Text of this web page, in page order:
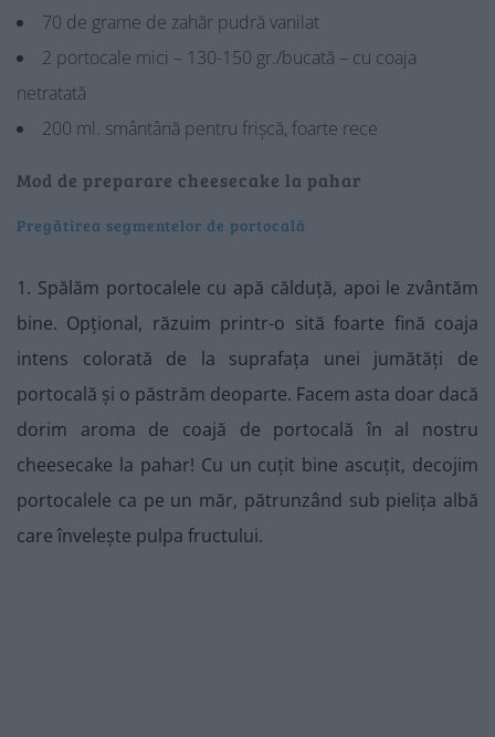
70 de grame de zahăr pudră vanilat
2 portocale mici – 130-150 gr./bucată – cu coaja
netratată
200 ml. smântână pentru frișcă, foarte rece
Mod de preparare cheesecake la pahar
Pregătirea segmentelor de portocală
1. Spălăm portocalele cu apă călduță, apoi le zvântăm
bine. Opțional, răzuim printr-o sită foarte fină coaja
intens colorată de la suprafața unei jumătăți de
portocală și o păstrăm deoparte. Facem asta doar dacă
dorim aroma de coajă de portocală în al nostru
cheesecake la pahar! Cu un cuțit bine ascuțit, decojim
portocalele ca pe un măr, pătrunzând sub pielița albă
care învelește pulpa fructului.